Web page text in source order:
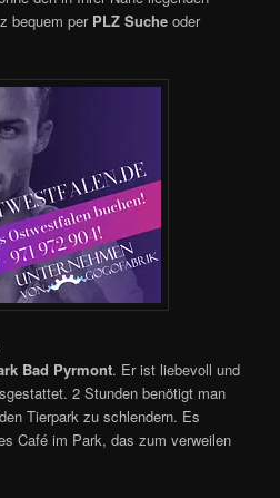
bequem per PLZ Suche oder
Bad Pyrmont. Er ist liebevoll und
2 Stunden benötigt man
Tierpark zu schlendern. Es
Café im Park, das zum verweilen